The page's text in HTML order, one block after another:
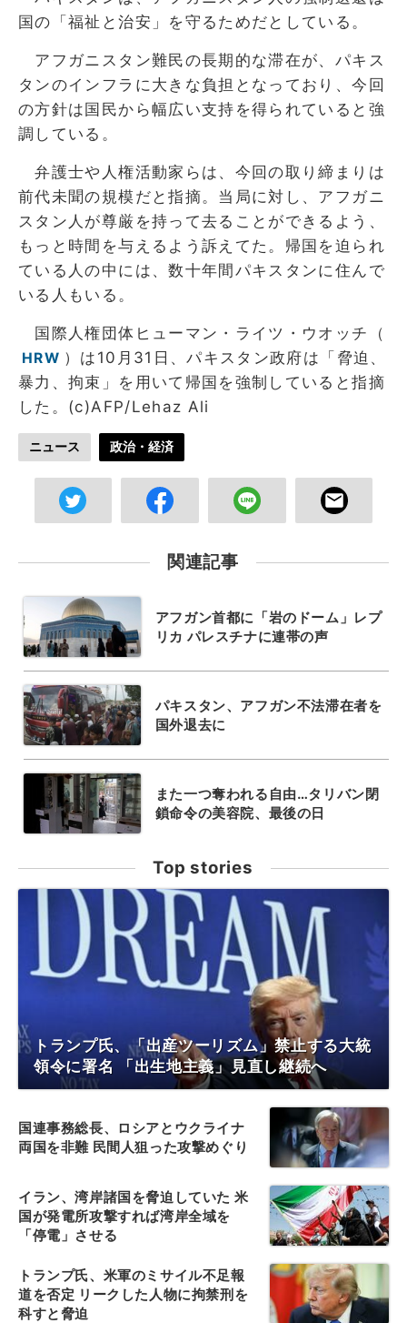
国の「福祉と治安」を守るためだとしている。
アフガニスタン難民の長期的な滞在が、パキス
タンのインフラに大きな負担となっており、今回
の方針は国民から幅広い支持を得られていると強
調している。
弁護士や人権活動家らは、今回の取り締まりは
前代未聞の規模だと指摘。当局に対し、アフガニ
スタン人が尊厳を持って去ることができるよう、
もっと時間を与えるよう訴えてた。帰国を迫られ
ている人の中には、数十年間パキスタンに住んで
いる人もいる。
国際人権団体ヒューマン・ライツ・ウオッチ（
HRW ）は10月31日、パキスタン政府は「脅迫、
暴力、拘束」を用いて帰国を強制していると指摘
した。(c)AFP/Lehaz Ali
ニュース 政治・経済
関連記事
アフガン首都に「岩のドーム」レプ
リカ パレスチナに連帯の声
パキスタン、アフガン不法滞在者を
国外退去に
また一つ奪われる自由…タリバン閉
鎖命令の美容院、最後の日
Top stories
トランプ氏、「出産ツーリズム」禁止する大統
領令に署名 「出生地主義」見直し継続へ
国連事務総長、ロシアとウクライナ
両国を非難 民間人狙った攻撃めぐり
イラン、湾岸諸国を脅迫していた 米
国が発電所攻撃すれば湾岸全域を
「停電」させる
トランプ氏、米軍のミサイル不足報
道を否定 リークした人物に拘禁刑を
科すと脅迫